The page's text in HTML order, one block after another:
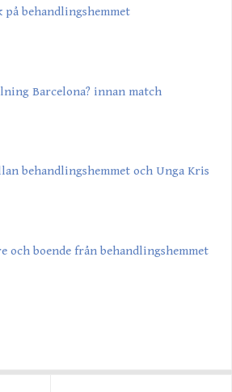
på behandlingshemmet
Barcelona? innan match
behandlingshemmet och Unga Kris
och boende från behandlingshemmet